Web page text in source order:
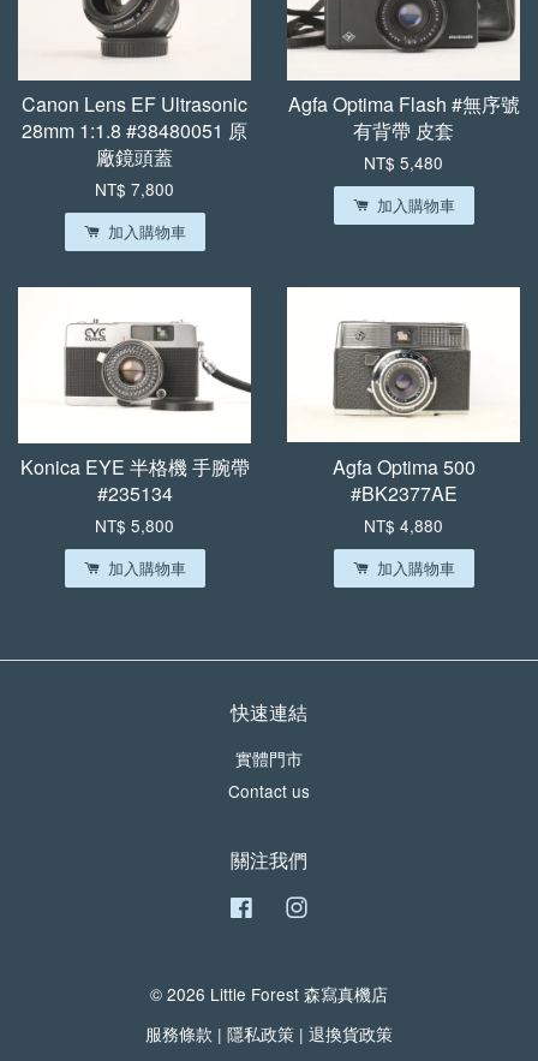
【森寫真機店】手工
植鞣牛皮傘繩背帶 (一
般款)
NT$ 699
NT$ 750
【森寫真機店】手工
植鞣牛皮傘繩背帶 (縫
線款)
NT$ 850
-
Canon Lens EF Ultrasonic
28mm 1:1.8 #38480051 原
廠鏡頭蓋
NT$ 7,800
加入購物車
Agfa Optima Flash #無序號
有背帶 皮套
NT$ 5,480
加入購物車
Konica EYE 半格機 手腕帶
#235134
NT$ 5,800
加入購物車
Agfa Optima 500
#BK2377AE
NT$ 4,880
加入購物車
快速連結
實體門市
Contact us
關注我們
Facebook
© 2026 Little Forest 森寫真機店
服務條款 | 隱私政策 | 退換貨政策